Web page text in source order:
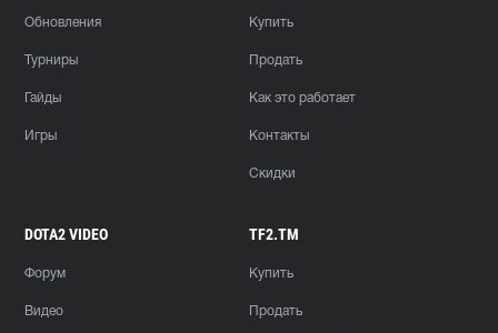
Обновления
Турниры
Гайды
Игры
Купить
Продать
Как это работает
Контакты
Скидки
DOTA2 VIDEO
Форум
Видео
TF2.TM
Купить
Продать